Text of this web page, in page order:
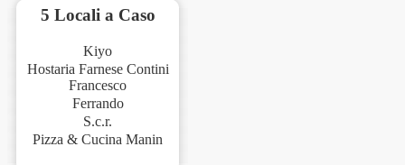
5 Locali a Caso
Kiyo
Hostaria Farnese Contini
Francesco
Ferrando
S.c.r.
Pizza & Cucina Manin